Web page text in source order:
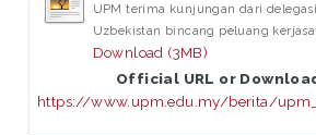
UPM terima kunjungan dari
Uzbekistan bincang peluang
Download (3MB)
Official URL or
https://www.upm.edu.my/berita/